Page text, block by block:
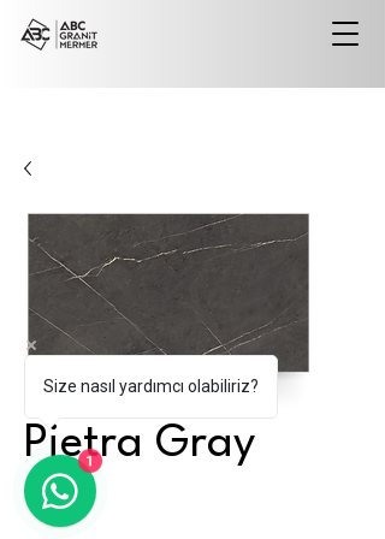
Pietra Gray
Size nasıl yardımcı olabiliriz?
1